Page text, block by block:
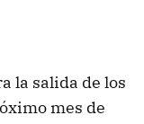
la salida de los
mes de